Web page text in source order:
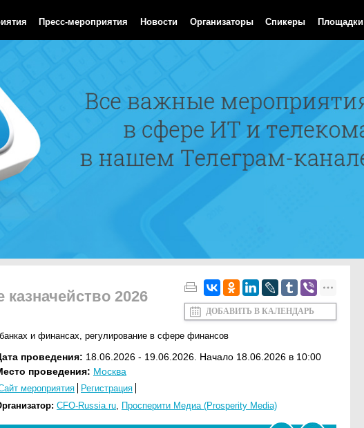
Пресс-мероприятия Новости Организаторы Спикеры Площадки
2026
ДОБАВИТЬ В КАЛЕНДАРЬ
и финансах, регулирование в сфере финансов
проведения: 18.06.2026 - 19.06.2026. Начало 18.06.2026 в 10:00
проведения: Москва
мероприятия
Регистрация
CFO-Russia.ru, Просперити Медиа (Prosperity Media)